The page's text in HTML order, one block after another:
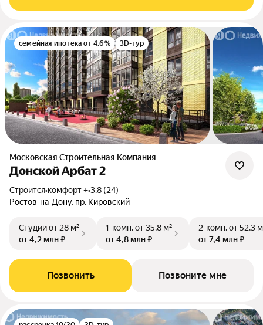
семейная ипотека от 4.6% 3D-тур
Московская Строительная Компания
Донской Арбат 2
Строится•комфорт +•3.8 (24)
Ростов-на-Дону, пр. Кировский
Студииот 28 м²
от 4,2 млн ₽
1-комн.от 35,8 м²
от 4,8 млн ₽
2-комн.от 52,3
от 7,4 млн ₽
Позвонить Позвоните мне